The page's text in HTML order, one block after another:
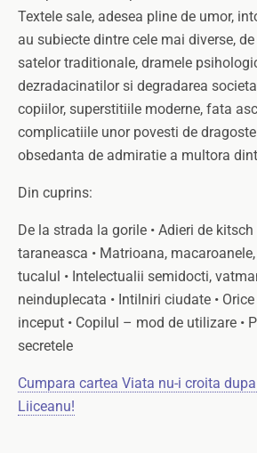
Textele sale, adesea pline de umor,
au subiecte dintre cele mai diverse,
satelor traditionale, dramele
dezradacinatilor si degradarea
copiilor, superstitiile moderne, fata
complicatiile unor povesti de
obsedanta de admiratie a multora
Din cuprins:
De la strada la gorile • Adieri de
taraneasca • Matrioana,
tucalul • Intelectualii semidocti,
neinduplecata • Intilniri ciudate •
inceput • Copilul – mod de utilizare •
secretele
Cumpara cartea Viata nu-i croita
Liiceanu!